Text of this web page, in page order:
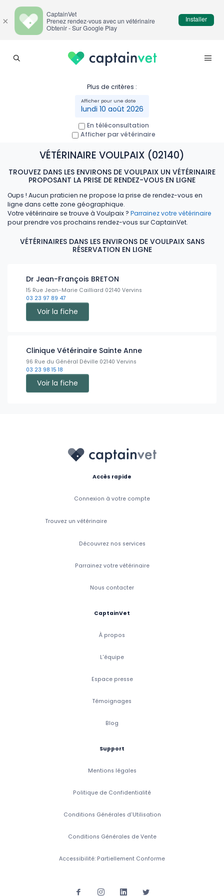
Plus de critères :
lundi 10 août 2026
En téléconsultation
Afficher par vétérinaire
VÉTÉRINAIRE VOULPAIX (02140)
TROUVEZ DANS LES ENVIRONS DE VOULPAIX UN VÉTÉRINAIRE
PROPOSANT LA PRISE DE RENDEZ-VOUS EN LIGNE
Oups ! Aucun praticien ne propose la prise de rendez-vous en
ligne dans cette zone géographique.
Votre vétérinaire se trouve à Voulpaix ? Parrainez votre vétérinaire
pour prendre vos prochains rendez-vous sur CaptainVet.
VÉTÉRINAIRES DANS LES ENVIRONS DE VOULPAIX SANS
RÉSERVATION EN LIGNE
Dr Jean-François BRETON
15 Rue Jean-Marie Cailliard 02140 Vervins
03 23 97 89 47
Voir la fiche
Clinique Vétérinaire Sainte Anne
96 Rue du Général Déville 02140 Vervins
03 23 98 15 18
Voir la fiche
Accès rapide
Connexion à votre compte
Trouvez un vétérinaire
Découvrez nos services
Parrainez votre vétérinaire
Nous contacter
CaptainVet
À propos
L'équipe
Espace presse
Témoignages
Blog
Support
Mentions légales
Politique de Confidentialité
Conditions Générales d'Utilisation
Conditions Générales de Vente
Accessibilité: Partiellement Conforme
×
CaptainVet
Prenez rendez-vous avec un vétérinaire
Obtenir - Sur Google Play
Installer